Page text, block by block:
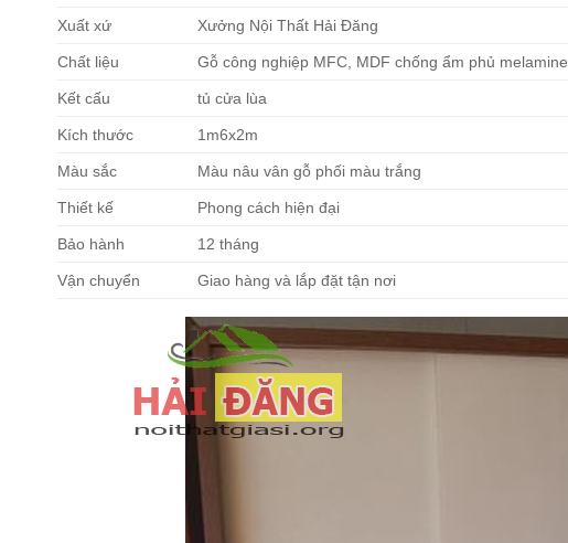
Xuất xứ Xưởng Nội Thất Hải Đăng
Chất liệu Gỗ công nghiệp MFC, MDF chống ẩm phủ melamine
Kết cấu tủ cửa lùa
Kích thước 1m6x2m
Màu sắc Màu nâu vân gỗ phối màu trắng
Thiết kế Phong cách hiện đại
Bảo hành 12 tháng
Vận chuyển Giao hàng và lắp đặt tận nơi